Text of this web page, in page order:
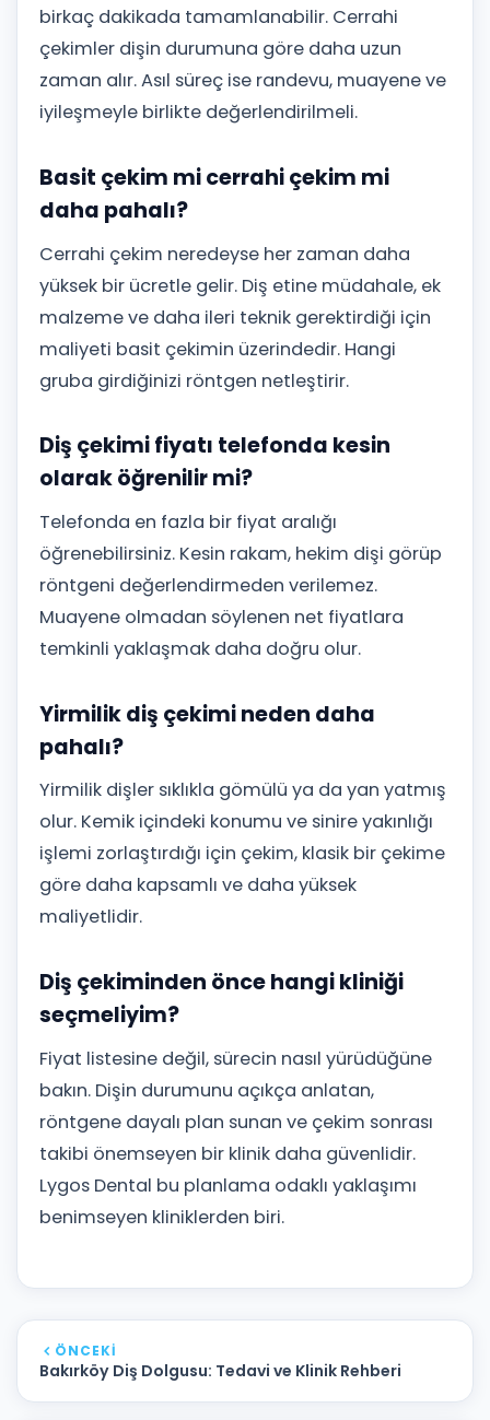
birkaç dakikada tamamlanabilir. Cerrahi
çekimler dişin durumuna göre daha uzun
zaman alır. Asıl süreç ise randevu, muayene ve
iyileşmeyle birlikte değerlendirilmeli.
Basit çekim mi cerrahi çekim mi
daha pahalı?
Cerrahi çekim neredeyse her zaman daha
yüksek bir ücretle gelir. Diş etine müdahale, ek
malzeme ve daha ileri teknik gerektirdiği için
maliyeti basit çekimin üzerindedir. Hangi
gruba girdiğinizi röntgen netleştirir.
Diş çekimi fiyatı telefonda kesin
olarak öğrenilir mi?
Telefonda en fazla bir fiyat aralığı
öğrenebilirsiniz. Kesin rakam, hekim dişi görüp
röntgeni değerlendirmeden verilemez.
Muayene olmadan söylenen net fiyatlara
temkinli yaklaşmak daha doğru olur.
Yirmilik diş çekimi neden daha
pahalı?
Yirmilik dişler sıklıkla gömülü ya da yan yatmış
olur. Kemik içindeki konumu ve sinire yakınlığı
işlemi zorlaştırdığı için çekim, klasik bir çekime
göre daha kapsamlı ve daha yüksek
maliyetlidir.
Diş çekiminden önce hangi kliniği
seçmeliyim?
Fiyat listesine değil, sürecin nasıl yürüdüğüne
bakın. Dişin durumunu açıkça anlatan,
röntgene dayalı plan sunan ve çekim sonrası
takibi önemseyen bir klinik daha güvenlidir.
Lygos Dental bu planlama odaklı yaklaşımı
benimseyen kliniklerden biri.
ÖNCEKI
Bakırköy Diş Dolgusu: Tedavi ve Klinik Rehberi